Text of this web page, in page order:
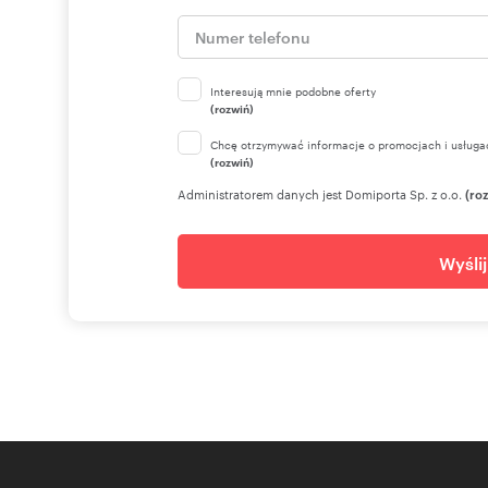
Interesują mnie podobne oferty
(rozwiń)
Chcę otrzymywać informacje o promocjach i
(rozwiń)
Administratorem danych jest Domiporta Sp. z o.o.